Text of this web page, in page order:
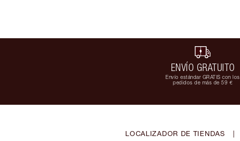
ENVÍO GRATUITO
Envío estándar GRATIS con los
pedidos de más de 59 €
LOCALIZADOR DE TIENDAS |